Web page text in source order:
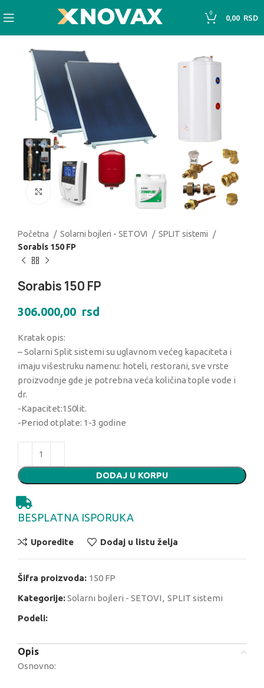
0
0,00 RSD
Click to enlarge
Početna Solarni bojleri - SETOVI
SPLIT sistemi
Sorabis 150 FP
Sorabis 150 FP
306.000,00 rsd
Kratak opis:
– Solarni Split sistemi su uglavnom većeg kapaciteta i
imaju višestruku namenu: hoteli, restorani, sve vrste
proizvodnje gde je potrebna veća količina tople vode i
dr.
-Kapacitet:150lit.
-Period otplate: 1-3 godine
DODAJ U KORPU
BESPLATNA ISPORUKA
Uporedite Dodaj u listu želja
Šifra proizvoda: 150 FP
Kategorije:Solarni bojleri - SETOVI, SPLIT sistemi
Podeli:
Opis
Osnovno: